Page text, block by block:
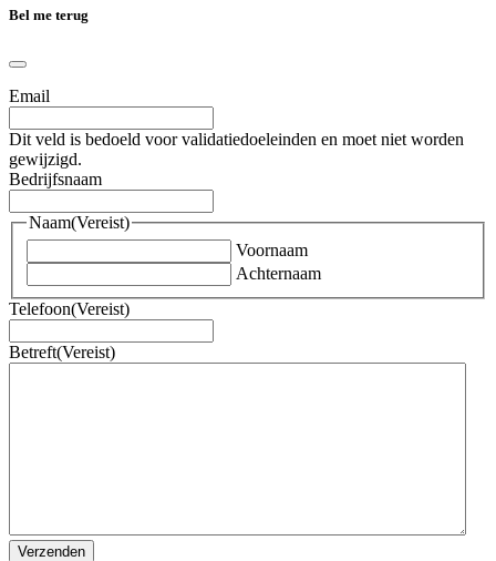
Bel me terug
Email
Dit veld is bedoeld voor validatiedoeleinden en moet niet worden
gewijzigd.
Bedrijfsnaam
Naam(Vereist)
Voornaam
Achternaam
Telefoon(Vereist)
Betreft(Vereist)
Verzenden